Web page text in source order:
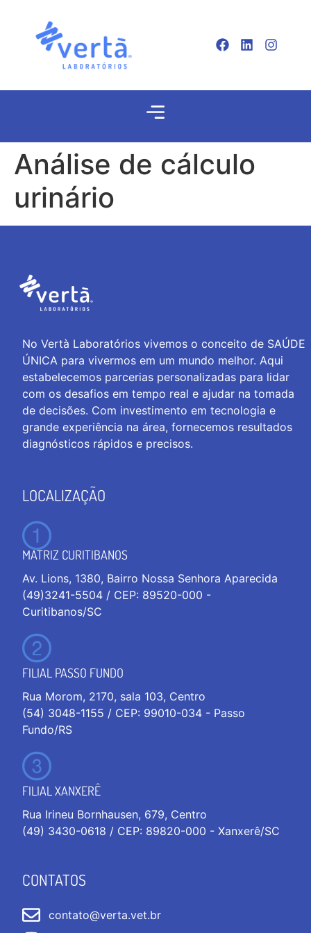
Análise de cálculo
urinário
No Vertà Laboratórios vivemos o conceito de SAÚDE
ÚNICA para vivermos em um mundo melhor. Aqui
estabelecemos parcerias personalizadas para lidar
com os desafios em tempo real e ajudar na tomada
de decisões. Com investimento em tecnologia e
grande experiência na área, fornecemos resultados
diagnósticos rápidos e precisos.
LOCALIZAÇÃO
MATRIZ CURITIBANOS
Av. Lions, 1380, Bairro Nossa Senhora Aparecida
(49)3241-5504 / CEP: 89520-000 -
Curitibanos/SC
FILIAL PASSO FUNDO
Rua Morom, 2170, sala 103, Centro
(54) 3048-1155 / CEP: 99010-034 - Passo
Fundo/RS
FILIAL XANXERÊ
Rua Irineu Bornhausen, 679, Centro
(49) 3430-0618 / CEP: 89820-000 - Xanxerê/SC
CONTATOS
contato@verta.vet.br